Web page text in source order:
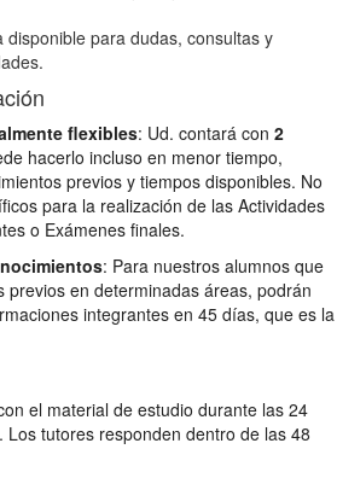
disponible para dudas, consultas y
flexibles: Ud. contará con 2
hacerlo incluso en menor tiempo,
previos y tiempos disponibles. No
para la realización de las Actividades
o Exámenes finales.
: Para nuestros alumnos que
previos en determinadas áreas, podrán
integrantes en 45 días, que es la
el material de estudio durante las 24
tutores responden dentro de las 48